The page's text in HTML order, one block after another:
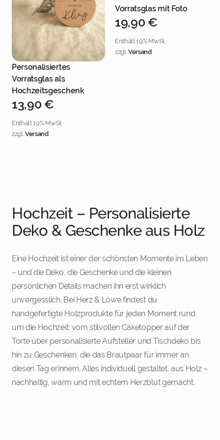
Personalisiertes
Vorratsglas als
Hochzeitsgeschenk
Jetzt personalisieren
13,90 €
Enthält 19% MwSt.
zzgl.Versand
Vorratsglas mit Foto
19,90 €
Enthält 19% MwSt.
zzgl.Versand
Hochzeit – Personalisierte
Deko & Geschenke aus Holz
Eine Hochzeit ist einer der schönsten Momente im Leben
– und die Deko, die Geschenke und die kleinen
persönlichen Details machen ihn erst wirklich
unvergesslich. Bei Herz & Löwe findest du
handgefertigte Holzprodukte für jeden Moment rund
um die Hochzeit: vom stilvollen Caketopper auf der
Torte über personalisierte Aufsteller und Tischdeko bis
hin zu Geschenken, die das Brautpaar für immer an
diesen Tag erinnern. Alles individuell gestaltet, aus Holz –
nachhaltig, warm und mit echtem Herzblut gemacht.